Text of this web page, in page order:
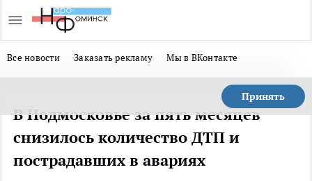
Все новости Заказать рекламу Мы в ВКонтакте
Принять
В Подмосковье за пять месяцев
снизилось количество ДТП и
пострадавших в авариях